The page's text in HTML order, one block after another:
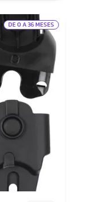
DE 0 A 36 MESES